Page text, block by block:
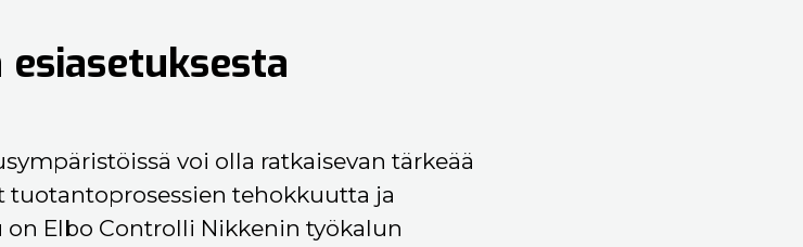
voi olla ratkaisevan tärkeää
tuotantoprosessien tehokkuutta ja
Elbo Controlli Nikkenin työkalun